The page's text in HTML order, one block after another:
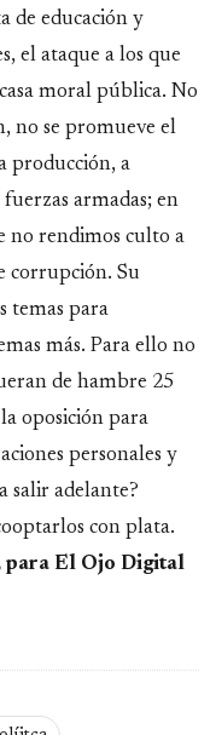
de educación y
el ataque a los que
moral pública. No
no se promueve el
producción, a
armadas; en
no rendimos culto a
corrupción. Su
temas para
más. Para ello no
de hambre 25
oposición para
personales y
salir adelante?
con plata.
para El Ojo Digital